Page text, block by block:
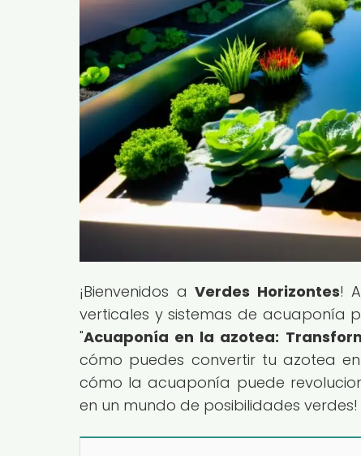
¡Bienvenidos aVerdes Horizontes!
verticales y sistemas de acuaponía
"Acuaponía en la azotea:
cómo puedes convertir tu azotea
cómo la acuaponía puede
en un mundo de posibilidades verdes!